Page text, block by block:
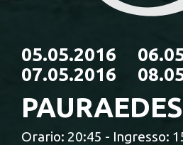
05.05.2016
07.05.2016
Orario: 20:45 - Ingresso: